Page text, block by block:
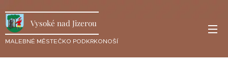
Vysoké nad Jizerou
MALEBNÉ MĚSTEČKO PODKRKONOŠÍ